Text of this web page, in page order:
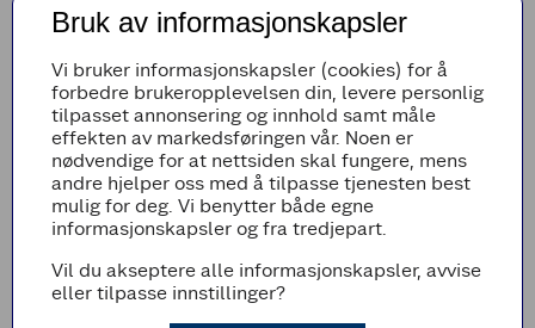
Bruk av informasjonskapsler
Vi bruker informasjonskapsler (cookies) for å
forbedre brukeropplevelsen din, levere personlig
tilpasset annonsering og innhold samt måle
effekten av markedsføringen vår. Noen er
nødvendige for at nettsiden skal fungere, mens
andre hjelper oss med å tilpasse tjenesten best
mulig for deg. Vi benytter både egne
informasjonskapsler og fra tredjepart.
Vil du akseptere alle informasjonskapsler, avvise
eller tilpasse innstillinger?